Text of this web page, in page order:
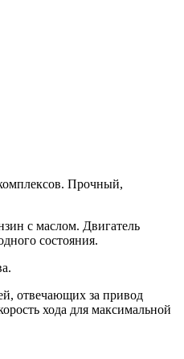
Прочный,
с маслом. Двигатель
состояния.
отвечающих за привод
хода для максимальной